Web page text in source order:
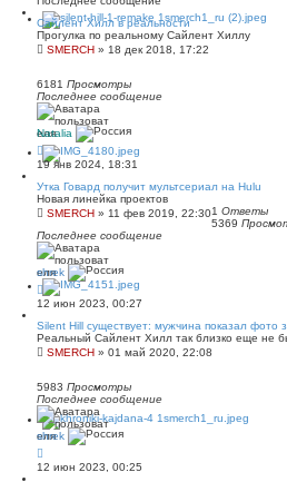
Сайлент Хилл в реальности
Прогулка по реальному Сайлент Хиллу
SMERCH » 18 дек 2018, 17:22
6181 Просмотры
Последнее сообщение
Natalia
19 янв 2024, 18:31
Утка Говард получит мультсериал на Hulu
Новая линейка проектов
SMERCH » 11 фев 2019, 22:301 Ответы
5369
Последнее сообщение
shrek
12 июн 2023, 00:27
Silent Hill существует: мужчина показал фото
Реальный Сайлент Хилл так близко еще не
SMERCH » 01 май 2020, 22:08
5983 Просмотры
Последнее сообщение
shrek
12 июн 2023, 00:25